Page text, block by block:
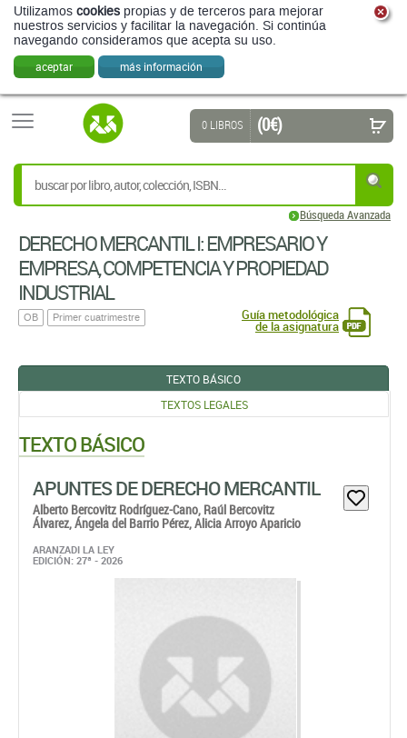
Utilizamos cookies propias y de terceros para mejorar
nuestros servicios y facilitar la navegación. Si continúa
navegando consideramos que acepta su uso.
aceptar más información
Búsqueda Avanzada
0 LIBROS (0 €)
DERECHO MERCANTIL I: EMPRESARIO Y
EMPRESA, COMPETENCIA Y PROPIEDAD
INDUSTRIAL
OB Primer cuatrimestre Guía metodológica
de la asignatura
TEXTO BÁSICO
TEXTOS LEGALES
TEXTO BÁSICO
APUNTES DE DERECHO MERCANTIL
Alberto Bercovitz Rodríguez-Cano, Raúl Bercovitz
Álvarez,Ángela del Barrio Pérez,Alicia Arroyo Aparicio
ARANZADI LA LEY
EDICIÓN: 27ª - 2026